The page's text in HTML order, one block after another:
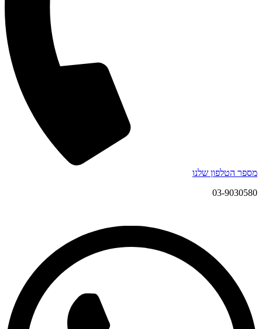
מספר הטלפון שלנו
03-9030580